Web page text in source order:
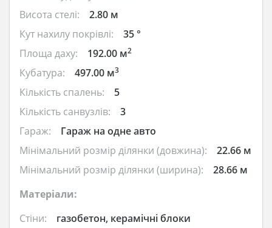
Висота стелі:
2.80 м
Кут нахилу покрівлі:
35 °
Площа даху:
192.00 м2
Кубатура: 497.00 м3
Кількість спалень:
5
Кількість санвузлів:
3
Гараж:
Гараж на одне авто
Мінімальний розмір ділянки (довжина):
22.66 м
Мінімальний розмір ділянки (ширина):
28.66 м
Матеріали:
Стіни:
газобетон, керамічні блоки